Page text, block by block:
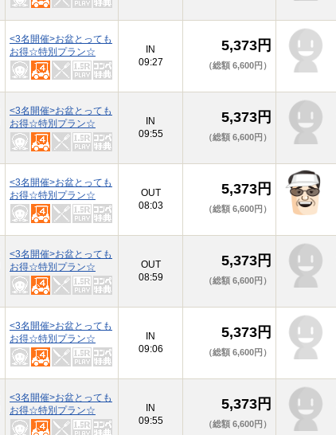
<3名開催>お盆とっても
お得☆特別プラン☆
IN
09:27
5,373円
（総額 6,600円）
<3名開催>お盆とっても
お得☆特別プラン☆
IN
09:55
5,373円
（総額 6,600円）
<3名開催>お盆とっても
お得☆特別プラン☆
OUT
08:03
5,373円
（総額 6,600円）
<3名開催>お盆とっても
お得☆特別プラン☆
OUT
08:59
5,373円
（総額 6,600円）
<3名開催>お盆とっても
お得☆特別プラン☆
IN
09:06
5,373円
（総額 6,600円）
<3名開催>お盆とっても
お得☆特別プラン☆
IN
09:55
5,373円
（総額 6,600円）